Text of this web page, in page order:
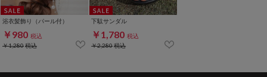
浴衣髪飾り（パール付）
￥980 税込
￥1,280税込
下駄サンダル
￥1,780 税込
￥2,280税込